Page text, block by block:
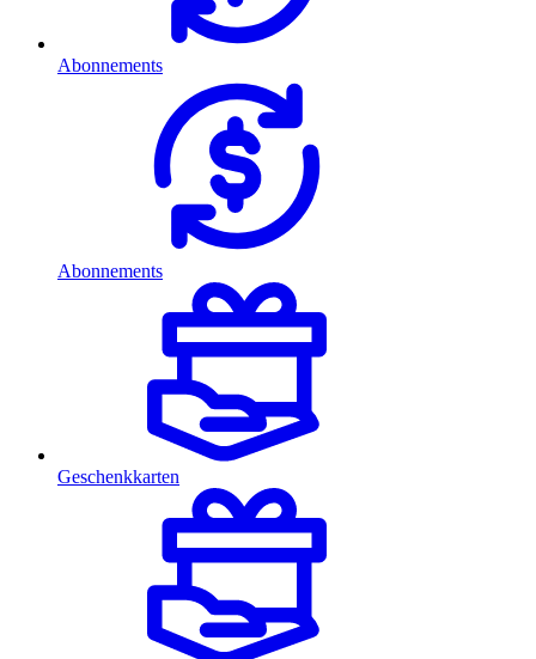
Abonnements
Abonnements
Geschenkkarten